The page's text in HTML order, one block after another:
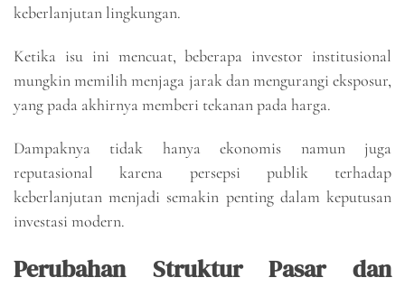
keberlanjutan lingkungan.
Ketika isu ini mencuat, beberapa investor institusional
mungkin memilih menjaga jarak dan mengurangi eksposur,
yang pada akhirnya memberi tekanan pada harga.
Dampaknya tidak hanya ekonomis namun juga
reputasional karena persepsi publik terhadap
keberlanjutan menjadi semakin penting dalam keputusan
investasi modern.
Perubahan Struktur Pasar dan